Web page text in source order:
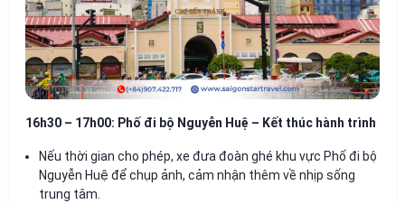
16h30 – 17h00: Phố đi bộ Nguyễn Huệ – Kết thúc hành trình
Nếu thời gian cho phép, xe đưa đoàn ghé khu vực Phố đi bộ
Nguyễn Huệ để chụp ảnh, cảm nhận thêm về nhịp sống
trung tâm.